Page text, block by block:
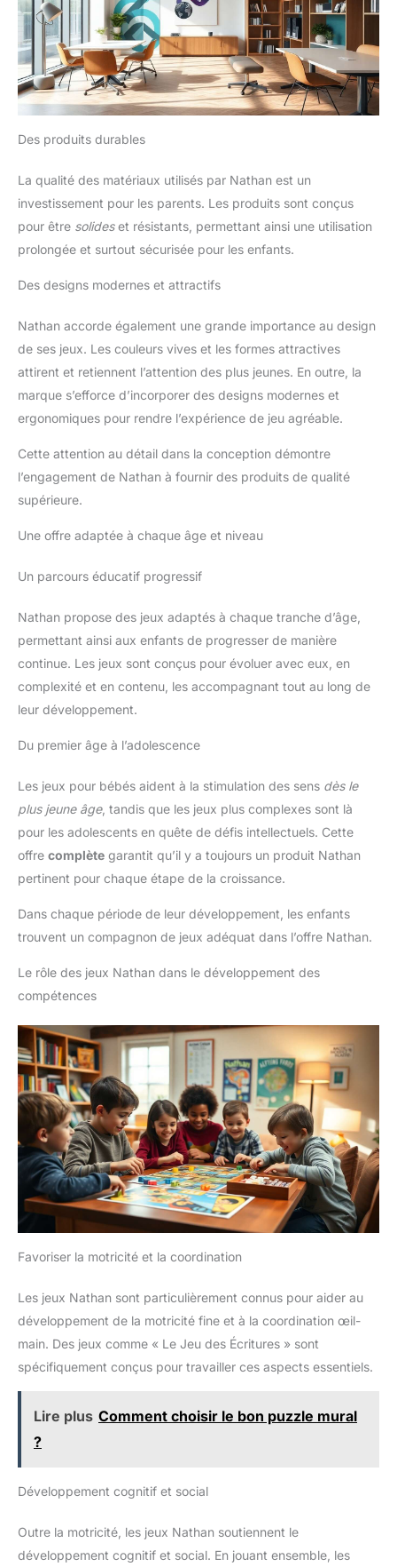
Des produits durables
La qualité des matériaux utilisés par Nathan est un
investissement pour les parents. Les produits sont conçus
pour être solideset résistants, permettant ainsi une utilisation
prolongée et surtout sécurisée pour les enfants.
Des designs modernes et attractifs
Nathan accorde également une grande importance au design
de ses jeux. Les couleurs vives et les formes attractives
attirent et retiennent l’attention des plus jeunes. En outre, la
marque s’efforce d’incorporer des designs modernes et
ergonomiques pour rendre l’expérience de jeu agréable.
Cette attention au détail dans la conception démontre
l’engagement de Nathan à fournir des produits de qualité
supérieure.
Une offre adaptée à chaque âge et niveau
Un parcours éducatif progressif
Nathan propose des jeux adaptés à chaque tranche d’âge,
permettant ainsi aux enfants de progresser de manière
continue. Les jeux sont conçus pour évoluer avec eux, en
complexité et en contenu, les accompagnant tout au long de
leur développement.
Du premier âge à l’adolescence
Les jeux pour bébés aident à la stimulation des sens dès le
plus jeune âge, tandis que les jeux plus complexes sont là
pour les adolescents en quête de défis intellectuels. Cette
offre complète garantit qu’il y a toujours un produit Nathan
pertinent pour chaque étape de la croissance.
Dans chaque période de leur développement, les enfants
trouvent un compagnon de jeux adéquat dans l’offre Nathan.
Le rôle des jeux Nathan dans le développement des
compétences
Favoriser la motricité et la coordination
Les jeux Nathan sont particulièrement connus pour aider au
développement de la motricité fine et à la coordination œil-
main. Des jeux comme « Le Jeu des Écritures » sont
spécifiquement conçus pour travailler ces aspects essentiels.
Lire plus Comment choisir le bon puzzle mural
?
Développement cognitif et social
Outre la motricité, les jeux Nathan soutiennent le
développement cognitif et social. En jouant ensemble, les